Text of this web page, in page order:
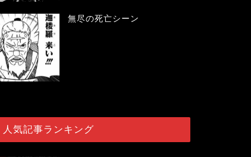
無尽の死亡シーン
人気記事ランキング